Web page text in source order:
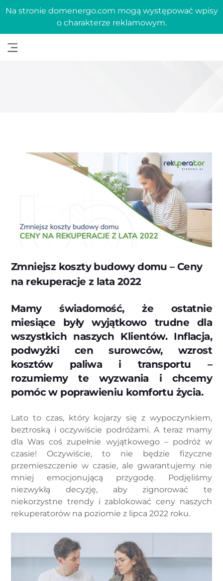
Na stronie domenergo.com mogą występować wpisy
o charakterze reklamowym.
Zmniejsz koszty budowy domu – Ceny
na rekuperacje z lata 2022
Mamy świadomość, że ostatnie
miesiące były wyjątkowo trudne dla
wszystkich naszych Klientów. Inflacja,
podwyżki cen surowców, wzrost
kosztów paliwa i transportu –
rozumiemy te wyzwania i chcemy
pomóc w poprawieniu komfortu życia.
Lato to czas, który kojarzy się z wypoczynkiem,
beztroską i oczywiście podróżami. A teraz mamy
dla Was coś zupełnie wyjątkowego – podróż w
czasie! Oczywiście, to nie będzie fizyczne
przemieszczenie w czasie, ale gwarantujemy nie
mniej emocjonującą przygodę. Podjęliśmy
niezwykłą decyzję, aby zignorować te
niekorzystne trendy i zablokować ceny naszych
rekuperatorów na poziomie z lipca 2022 roku.